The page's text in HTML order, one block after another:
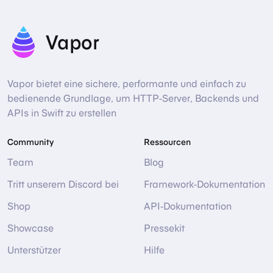
Vapor
Vapor bietet eine sichere, performante und einfach zu
bedienende Grundlage, um HTTP-Server, Backends und
APIs in Swift zu erstellen
Community
Team
Tritt unserem Discord bei
Shop
Showcase
Unterstützer
Ressourcen
Blog
Framework-Dokumentation
API-Dokumentation
Pressekit
Hilfe